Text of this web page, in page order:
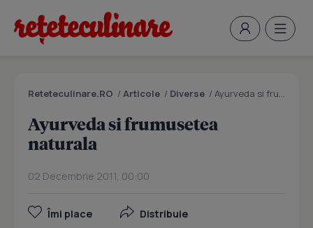
Reteteculinare.RO / Articole / Diverse / Ayurveda si frumusetea naturala
Ayurveda si frumusetea
naturala
02 Decembrie 2011, 00:00
Îmi place Distribuie